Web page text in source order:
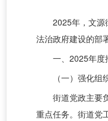
2025年，文源
法治政府建设的部
一、2025年度
（一）强化
街道党政主要
重点任务。街道党